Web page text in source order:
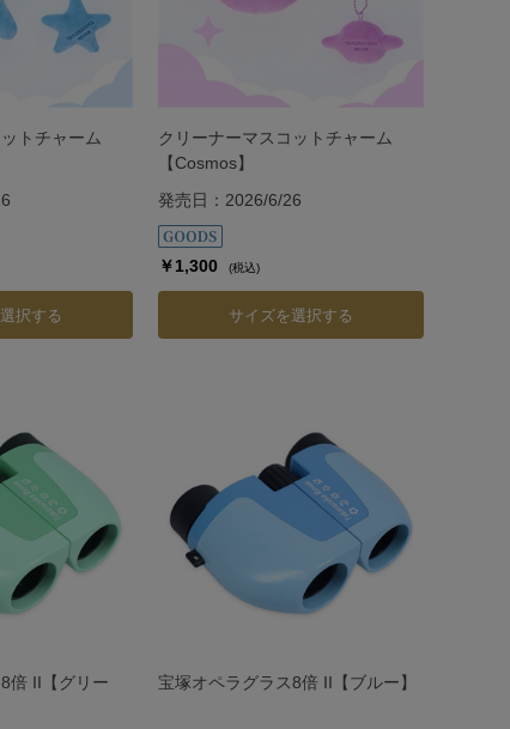
トチャーム
択する
クリーナーマスコットチャーム
【Cosmos】
発売日：2026/6/26
￥1,300 (税込)
サイズを選択する
倍 II【グリー
宝塚オペラグラス8倍 II【ブルー】